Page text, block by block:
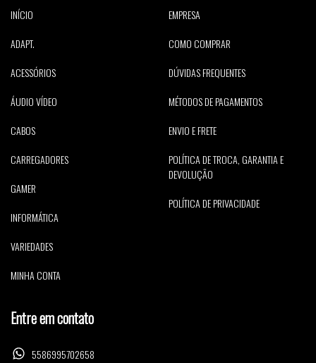
INÍCIO
ADAPT.
ACESSÓRIOS
ÁUDIO VÍDEO
CABOS
CARREGADORES
GAMER
INFORMÁTICA
VARIEDADES
MINHA CONTA
EMPRESA
COMO COMPRAR
DÚVIDAS FREQUENTES
MÉTODOS DE PAGAMENTOS
ENVIO E FRETE
POLÍTICA DE TROCA, GARANTIA E
DEVOLUÇÃO
POLÍTICA DE PRIVACIDADE
Entre em contato
5586995702658